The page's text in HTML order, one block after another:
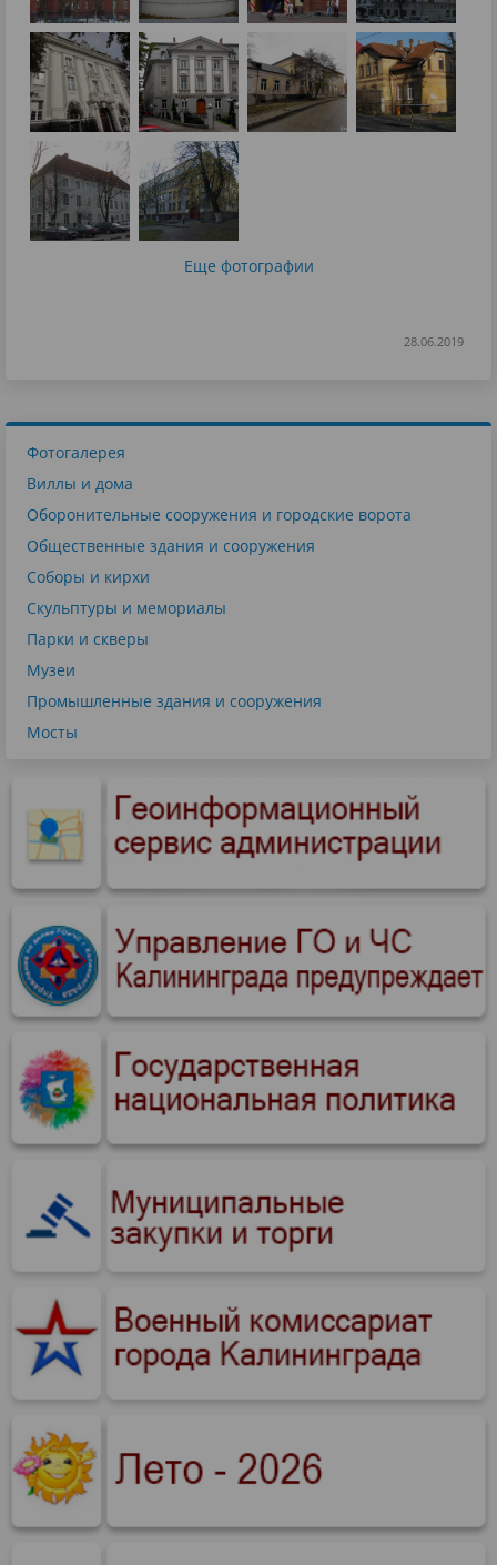
Еще фотографии
28.06.2019
Фотогалерея
Виллы и дома
Оборонительные сооружения и городские ворота
Общественные здания и сооружения
Соборы и кирхи
Скульптуры и мемориалы
Парки и скверы
Музеи
Промышленные здания и сооружения
Мосты